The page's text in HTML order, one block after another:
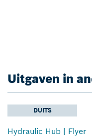
Uitgaven in
DUITS
Hydraulic Hub | Flyer